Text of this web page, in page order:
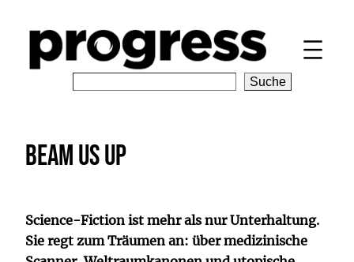
Inhalt
springen
h
Suche
Beam us up
Science-Fiction ist mehr als nur Unterhaltung.
Sie regt zum Träumen an: über medizinische